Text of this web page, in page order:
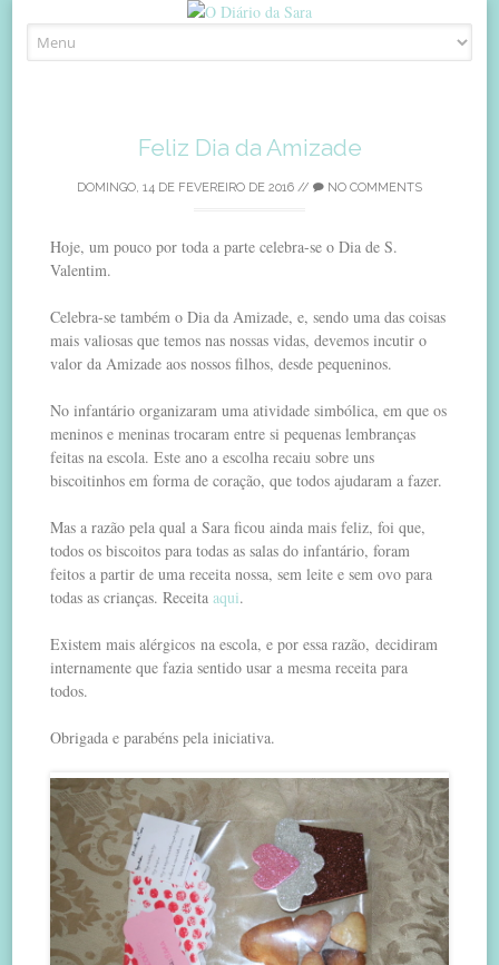
to
Feliz Dia da Amizade
DOMINGO, 14 DE FEVEREIRO DE 2016 // NO COMMENTS
Hoje, um pouco por toda a parte celebra-se o Dia de S.
Valentim.
Celebra-se também o Dia da Amizade, e, sendo uma das coisas
mais valiosas que temos nas nossas vidas, devemos incutir o
valor da Amizade aos nossos filhos, desde pequeninos.
No infantário organizaram uma atividade simbólica, em que os
meninos e meninas trocaram entre si pequenas lembranças
feitas na escola. Este ano a escolha recaiu sobre uns
biscoitinhos em forma de coração, que todos ajudaram a fazer.
Mas a razão pela qual a Sara ficou ainda mais feliz, foi que,
todos os biscoitos para todas as salas do infantário, foram
feitos a partir de uma receita nossa, sem leite e sem ovo para
todas as crianças. Receitaaqui.
Existem mais alérgicos na escola, e por essa razão, decidiram
internamente que fazia sentido usar a mesma receita para
todos.
Obrigada e parabéns pela iniciativa.